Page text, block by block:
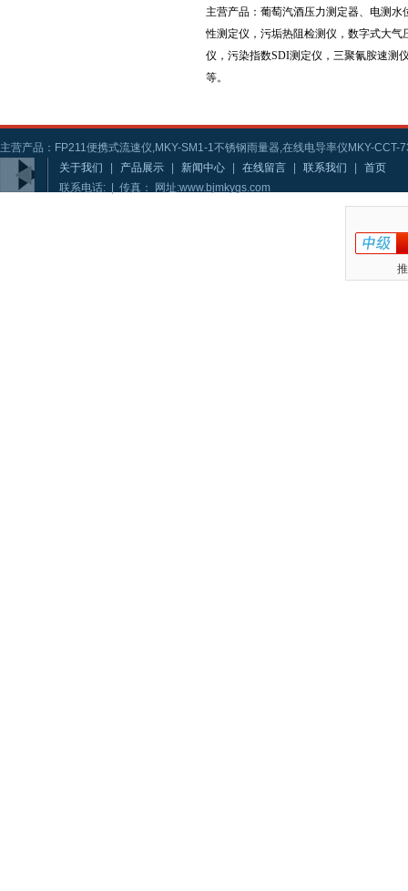
主营产品：葡萄汽酒压力测定器、电测
性测定仪，污垢热阻检测仪，数字式大
仪，污染指数SDI测定仪，三聚氰胺速测
等。
主营产品：FP211便携式流速仪,MKY-SM1-1不锈钢雨量器,在线电导率仪MKY-CCT-
关于我们
产品展示 新闻中心 在线留言 联系我们
首页
联系电话: | 传真： 网址:www.bjmkygs.com